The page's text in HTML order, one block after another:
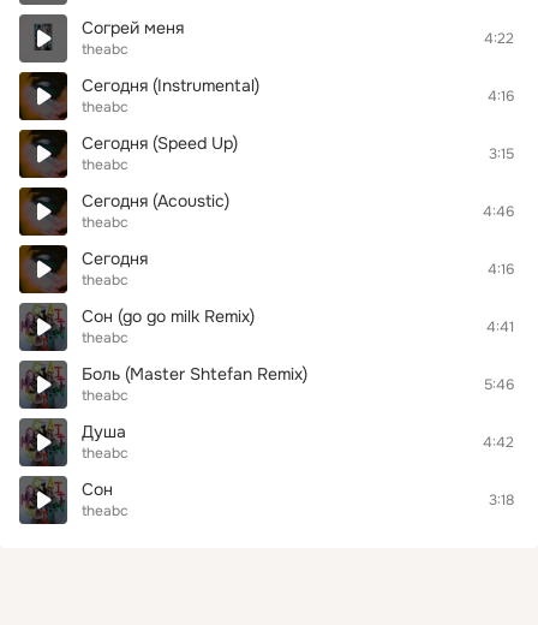
Согрей меня
theabc
4:22
Сегодня (Instrumental)
theabc
4:16
Сегодня (Speed Up)
theabc
3:15
Сегодня (Acoustic)
theabc
4:46
Сегодня
theabc
4:16
Сон (go go milk Remix)
theabc
4:41
Боль (Master Shtefan Remix)
theabc
5:46
Душа
theabc
4:42
Сон
theabc
3:18